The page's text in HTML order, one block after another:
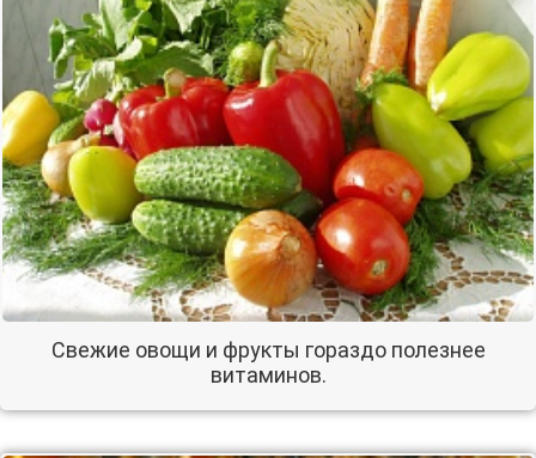
Свежие овощи и фрукты гораздо полезнее
витаминов.